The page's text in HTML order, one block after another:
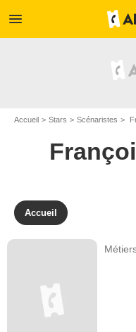
menu
Accueil Stars Scénaristes
Accueil